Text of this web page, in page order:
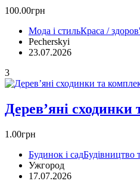
100.00грн
Мода і стильКраса /
Pecherskyi
23.07.2026
3
Дерев’яні
1.00грн
Будинок і садБудівництво
Ужгород
17.07.2026